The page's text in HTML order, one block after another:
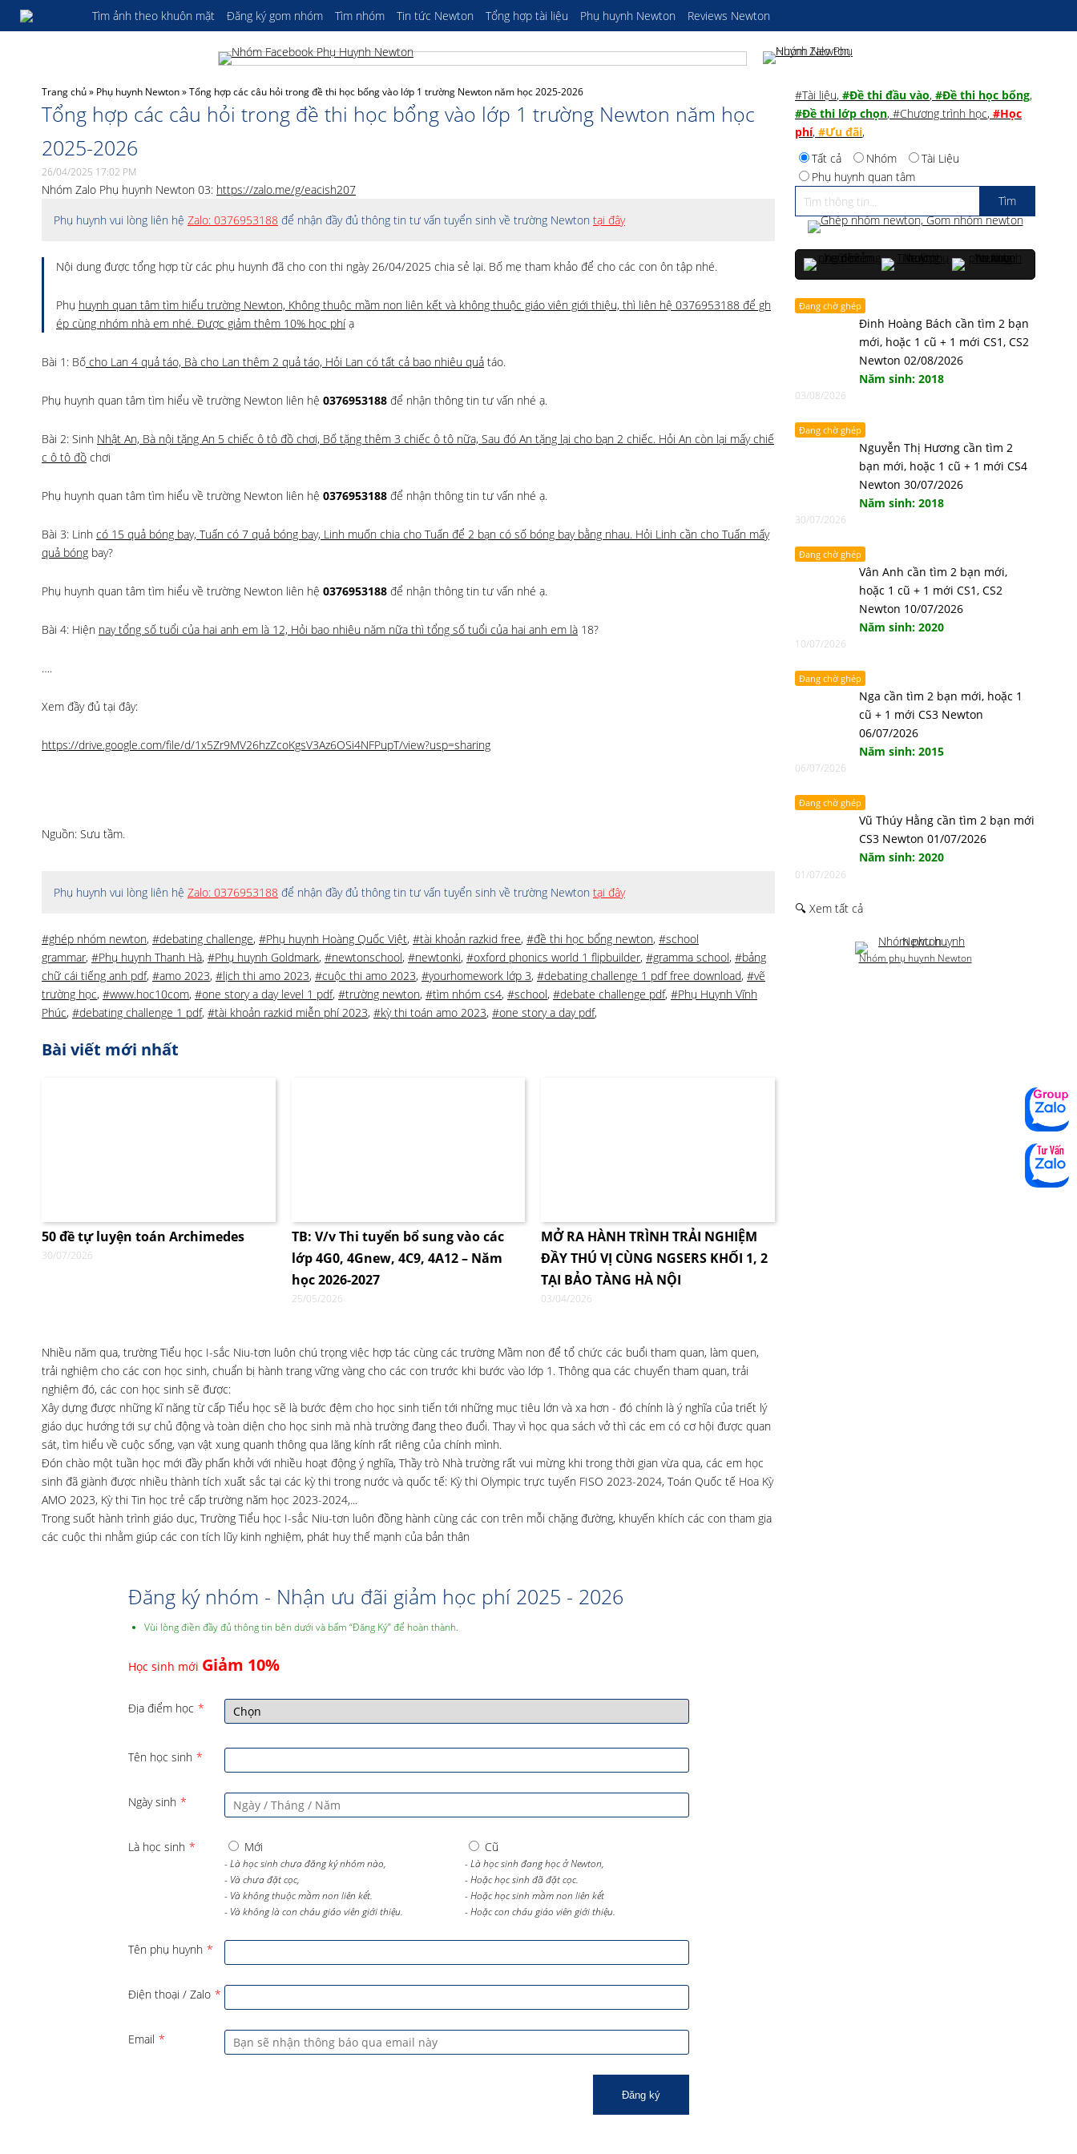
Tìm ảnh theo khuôn mặt Đăng ký gom nhóm Tìm nhóm Tin tức Newton Tổng hợp tài liệu Phụ huynh Newton Reviews Newton
Trang chủ» Phụ huynh Newton»Tổng hợp các câu hỏi trong đề thi học bổng vào lớp 1 trường Newton năm học 2025-2026
Tổng hợp các câu hỏi trong đề thi học bổng vào lớp 1 trường Newton năm học
2025-2026
26/04/2025 17:02 PM
Nhóm Zalo Phụ huynh Newton 03: https://zalo.me/g/eacish207
Phụ huynh vui lòng liên hệ Zalo: 0376953188 để nhận đầy đủ thông tin tư vấn tuyển sinh về trường Newton tại đây
Nội dung được tổng hợp từ các phụ huynh đã cho con thi ngày 26/04/2025 chia sẻ lại. Bố mẹ tham khảo để cho các con ôn tập nhé.
Phụ huynh quan tâm tìm hiểu trường Newton, Không thuộc mầm non liên kết và không thuộc giáo viên giới thiệu, thì liên hệ 0376953188 để gh
ép cùng nhóm nhà em nhé. Được giảm thêm 10% học phíạ
Bài 1: Bố cho Lan 4 quả táo, Bà cho Lan thêm 2 quả táo, Hỏi Lan có tất cả bao nhiêu quả táo.
Phụ huynh quan tâm tìm hiểu về trường Newton liên hệ 0376953188 để nhận thông tin tư vấn nhé ạ.
Bài 2: Sinh Nhật An, Bà nội tặng An 5 chiếc ô tô đồ chơi, Bố tặng thêm 3 chiếc ô tô nữa, Sau đó An tặng lại cho bạn 2 chiếc. Hỏi An còn lại mấy chiế
c ô tô đồ chơi
Phụ huynh quan tâm tìm hiểu về trường Newton liên hệ 0376953188 để nhận thông tin tư vấn nhé ạ.
Bài 3: Linh có 15 quả bóng bay, Tuấn có 7 quả bóng bay, Linh muốn chia cho Tuấn để 2 bạn có số bóng bay bằng nhau. Hỏi Linh cần cho Tuấn mấy
quả bóng bay?
Phụ huynh quan tâm tìm hiểu về trường Newton liên hệ 0376953188 để nhận thông tin tư vấn nhé ạ.
Bài 4: Hiện nay tổng số tuổi của hai anh em là 12, Hỏi bao nhiêu năm nữa thì tổng số tuổi của hai anh em là 18?
….
Xem đầy đủ tại đây:
https://drive.google.com/file/d/1x5Zr9MV26hzZcoKgsV3Az6OSi4NFPupT/view?usp=sharing
Nguồn: Sưu tầm.
Phụ huynh vui lòng liên hệ Zalo: 0376953188 để nhận đầy đủ thông tin tư vấn tuyển sinh về trường Newton tại đây
#ghép nhóm newton, #debating challenge, #Phụ huynh Hoàng Quốc Việt, #tài khoản razkid free, #đề thi học bổng newton, #school
grammar, #Phụ huynh Thanh Hà, #Phụ huynh Goldmark, #newtonschool, #newtonki, #oxford phonics world 1 flipbuilder, #gramma school, #bảng
chữ cái tiếng anh pdf, #amo 2023, #lịch thi amo 2023, #cuộc thi amo 2023, #yourhomework lớp 3, #debating challenge 1 pdf free download, #vẽ
trường học, #www.hoc10com, #one story a day level 1 pdf, #trường newton, #tìm nhóm cs4, #school, #debate challenge pdf, #Phụ Huynh Vĩnh
Phúc, #debating challenge 1 pdf, #tài khoản razkid miễn phí 2023, #kỳ thi toán amo 2023, #one story a day pdf,
Bài viết mới nhất
50 đề tự luyện toán Archimedes
30/07/2026
TB: V/v Thi tuyển bổ sung vào các
lớp 4G0, 4Gnew, 4C9, 4A12 – Năm
học 2026-2027
25/05/2026
MỞ RA HÀNH TRÌNH TRẢI NGHIỆM
ĐẦY THÚ VỊ CÙNG NGSERS KHỐI 1, 2
TẠI BẢO TÀNG HÀ NỘI
03/04/2026
Nhiều năm qua, trường Tiểu học I-sắc Niu-tơn luôn chú trọng việc hợp tác cùng các trường Mầm non để tổ chức các buổi tham quan, làm quen,
trải nghiệm cho các con học sinh, chuẩn bị hành trang vững vàng cho các con trước khi bước vào lớp 1. Thông qua các chuyến tham quan, trải
nghiệm đó, các con học sinh sẽ được:
Xây dựng được những kĩ năng từ cấp Tiểu học sẽ là bước đệm cho học sinh tiến tới những mục tiêu lớn và xa hơn - đó chính là ý nghĩa của triết lý
giáo dục hướng tới sự chủ động và toàn diện cho học sinh mà nhà trường đang theo đuổi. Thay vì học qua sách vở thì các em có cơ hội được quan
sát, tìm hiểu về cuộc sống, vạn vật xung quanh thông qua lăng kính rất riêng của chính mình.
Đón chào một tuần học mới đầy phấn khởi với nhiều hoạt động ý nghĩa, Thầy trò Nhà trường rất vui mừng khi trong thời gian vừa qua, các em học
sinh đã giành được nhiều thành tích xuất sắc tại các kỳ thi trong nước và quốc tế: Kỳ thi Olympic trực tuyến FISO 2023-2024, Toán Quốc tế Hoa Kỳ
AMO 2023, Kỳ thi Tin học trẻ cấp trường năm học 2023-2024,...
Trong suốt hành trình giáo dục, Trường Tiểu học I-sắc Niu-tơn luôn đồng hành cùng các con trên mỗi chặng đường, khuyến khích các con tham gia
các cuộc thi nhằm giúp các con tích lũy kinh nghiệm, phát huy thế mạnh của bản thân
Đăng ký nhóm - Nhận ưu đãi giảm học phí 2025 - 2026
Vùi lòng điền đầy đủ thông tin bên dưới và bấm “Đăng Ký” để hoàn thành.
Học sinh mới Giảm 10%
Địa điểm học *
Tên học sinh *
Ngày sinh *
Là học sinh * Mới
- Là học sinh chưa đăng ký nhóm nào,
- Và chưa đặt cọc,
- Và không thuộc mầm non liên kết.
- Và không là con cháu giáo viên giới thiệu.
Cũ
- Là học sinh đang học ở Newton,
- Hoặc học sinh đã đặt cọc.
- Hoặc học sinh mầm non liên kết
- Hoặc con cháu giáo viên giới thiệu.
Tên phụ huynh *
Điện thoại / Zalo *
Email *
Đăng ký
#Tài liệu, #Đề thi đầu vào, #Đề thi học bổng,
#Đề thi lớp chọn, #Chương trình học, #Học
phí, #Ưu đãi,
Tất cả
Nhóm
Tài Liệu
Phụ huynh quan tâm
Đang chờ ghép
Đinh Hoàng Bách cần tìm 2 bạn
mới, hoặc 1 cũ + 1 mới CS1, CS2
Newton 02/08/2026
Năm sinh: 2018
03/08/2026
Đang chờ ghép
Nguyễn Thị Hương cần tìm 2
bạn mới, hoặc 1 cũ + 1 mới CS4
Newton 30/07/2026
Năm sinh: 2018
30/07/2026
Đang chờ ghép
Vân Anh cần tìm 2 bạn mới,
hoặc 1 cũ + 1 mới CS1, CS2
Newton 10/07/2026
Năm sinh: 2020
10/07/2026
Đang chờ ghép
Nga cần tìm 2 bạn mới, hoặc 1
cũ + 1 mới CS3 Newton
06/07/2026
Năm sinh: 2015
06/07/2026
Đang chờ ghép
Vũ Thúy Hằng cần tìm 2 bạn mới
CS3 Newton 01/07/2026
Năm sinh: 2020
01/07/2026
🔍 Xem tất cả
Nhóm phụ huynh Newton